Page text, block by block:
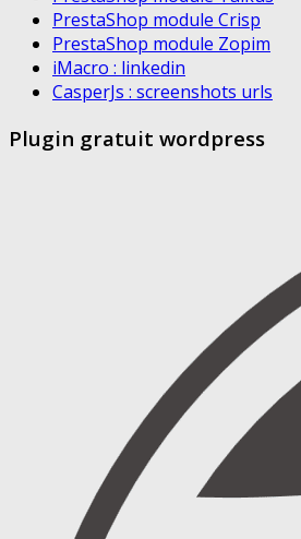
PrestaShop module Crisp
PrestaShop module Zopim
iMacro : linkedin
CasperJs : screenshots urls
Plugin gratuit wordpress